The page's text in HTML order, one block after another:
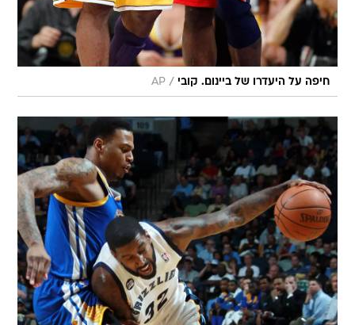
חיפה על היעדרו של ביינום. קובי /
AP